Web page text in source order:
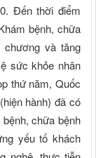
Ðến thời điểm
bệnh, chữa
và tăng
sức khỏe nhân
thứ năm, Quốc
hành) đã có
chữa bệnh
yếu tố khách